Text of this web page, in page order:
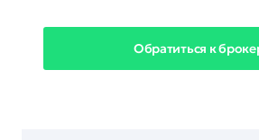
Обратиться к